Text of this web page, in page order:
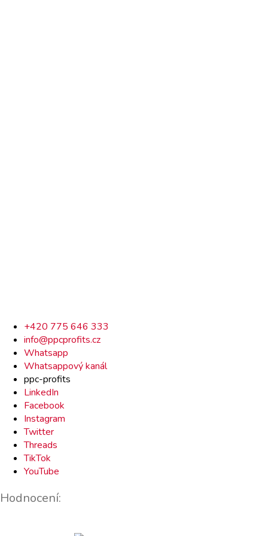
Rychlý
kontakt
+420 775 646 333
info@ppcprofits.cz
Whatsapp
Whatsappový kanál
ppc-profits
LinkedIn
Facebook
Instagram
Twitter
Threads
TikTok
YouTube
Hodnocení: